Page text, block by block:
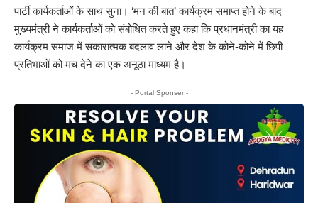
पार्टी कार्यकर्ताओं के साथ सुना। ‘मन की बात’ कार्यक्रम समाप्त होने के बाद
मुख्यमंत्री ने कार्यकर्ताओं को संबोधित करते हुए कहा कि प्रधानमंत्री का यह
कार्यक्रम समाज में सकारात्मक बदलाव लाने और देश के कोने-कोने में छिपी
प्रतिभाओं को मंच देने का एक अनूठा माध्यम है।
- Portal Sponser -